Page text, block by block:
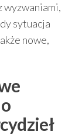
wyzwaniami,
sytuacja
nowe,